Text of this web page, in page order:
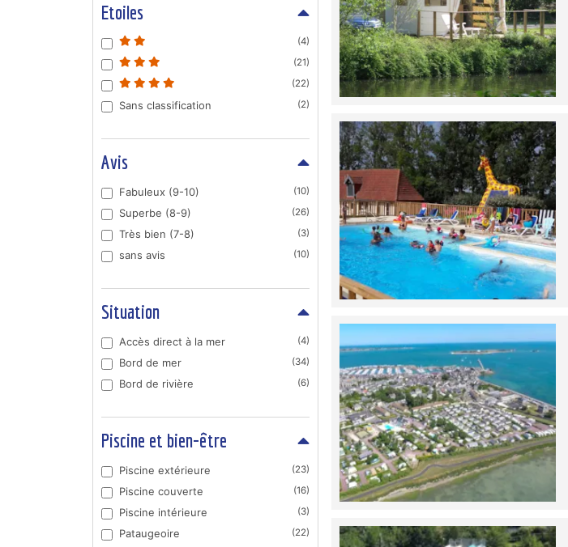
Etoiles
(4)
(21)
(22)
Sans classification (2)
Avis
Fabuleux (9-10) (10)
Superbe (8-9) (26)
Très bien (7-8) (3)
sans avis (10)
Situation
Accès direct à la mer (4)
Bord de mer (34)
Bord de rivière (6)
Piscine et bien-être
Piscine extérieure (23)
Piscine couverte (16)
Piscine intérieure (3)
Pataugeoire (22)